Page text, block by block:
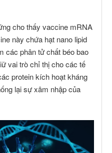
cho thấy vaccine mRNA
này chứa hạt nano lipid
các phân tử chất béo bao
vai trò chỉ thị cho các tế
protein kích hoạt kháng
lại sự xâm nhập của